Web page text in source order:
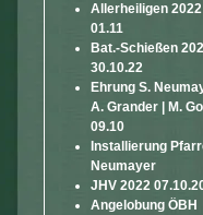
Allerheiligen
01.11
Bat.-Schießen
30.10.22
Ehrung S.
A. Grander | M.
09.10
Installierung
Neumayer
JHV 2022
Angelobung ÖBH